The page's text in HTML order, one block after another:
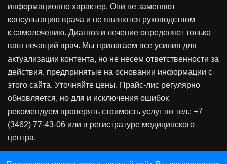
информационно характер. Они не заменяют
консультацию врача и не являются руководством
к самолечению. Диагноз и лечение определяет только
ваш лечащий врач. Мы прилагаем все усилия для
актуализации контента, но не несем ответственности за
действия, предпринятые на основании информации с
этого сайта. Уточняйте цены. Прайс-лис регулярно
обновляется, но для и исключения ошибок
рекомендуем проверять стоимость услуг по тел.: +7
(3462) 77-43-06 или в регистратуре медицинского
центра.